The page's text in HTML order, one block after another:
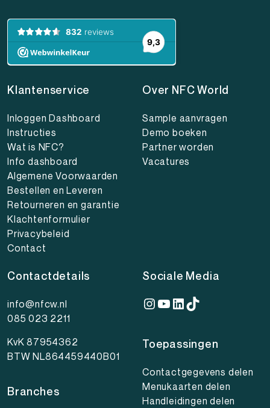
Klantenservice
Inloggen Dashboard
Instructies
Wat is NFC?
Info dashboard
Algemene Voorwaarden
Bestellen en Leveren
Retourneren en garantie
Klachtenformulier
Privacybeleid
Contact
Over NFC World
Sample aanvragen
Demo boeken
Partner worden
Vacatures
Contactdetails
info@nfcw.nl
085 023 2211
KvK 87954362
BTW NL864459440B01
Branches
Sociale Media
Instagram
YouTube
LinkedIn
TikTok
Toepassingen
Contactgegevens delen
Menukaarten delen
Handleidingen delen